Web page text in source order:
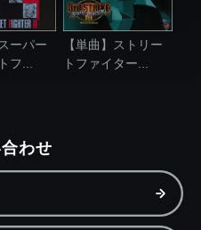
ーパー
フ...
【単曲】ストリー
トファイター...
わせ